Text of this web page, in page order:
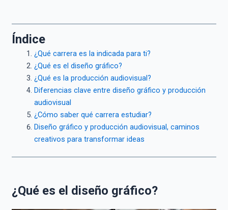
Índice
¿Qué carrera es la indicada para ti?
¿Qué es el diseño gráfico?
¿Qué es la producción audiovisual?
Diferencias clave entre diseño gráfico y producción
audiovisual
¿Cómo saber qué carrera estudiar?
Diseño gráfico y producción audiovisual, caminos
creativos para transformar ideas
¿Qué es el diseño gráfico?